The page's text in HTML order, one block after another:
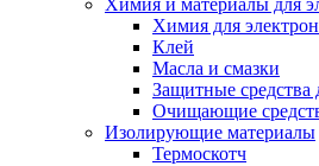
Химия для
Клей
Масла и смазки
Защитные средства
Очищающие
Изолирующие материалы
Термоскотч